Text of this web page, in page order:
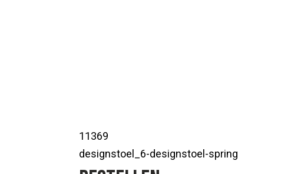
11369
designstoel_6-designstoel-spring